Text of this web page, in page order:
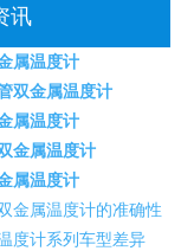
讯
属温度计
双金属温度计
属温度计
金属温度计
属温度计
金属温度计的准确性
度计系列车型差异